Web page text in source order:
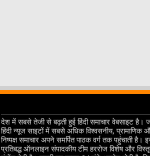
देश में सबसे तेजी से बढ़ती हुई हिंदी समाचार वेबसाइट है।
हिंदी न्यूज साइटों में सबसे अधिक विश्वसनीय, प्रामाणिक
निष्पक्ष समाचार अपने समर्पित पाठक वर्ग तक पहुंचाती है।
प्रतिबद्ध ऑनलाइन संपादकीय टीम हररोज विशेष और